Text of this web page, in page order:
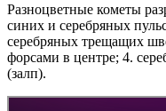
Разноцветные кометы
синих и серебряных
серебряных трещащих
форсами в центре; 4.
(залп).